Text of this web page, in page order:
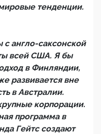
тенденции.
англо-саксонской
всей США. Я бы
в Финляндии,
развивается вне
в Австралии.
корпорации.
программа в
Гейтс создают